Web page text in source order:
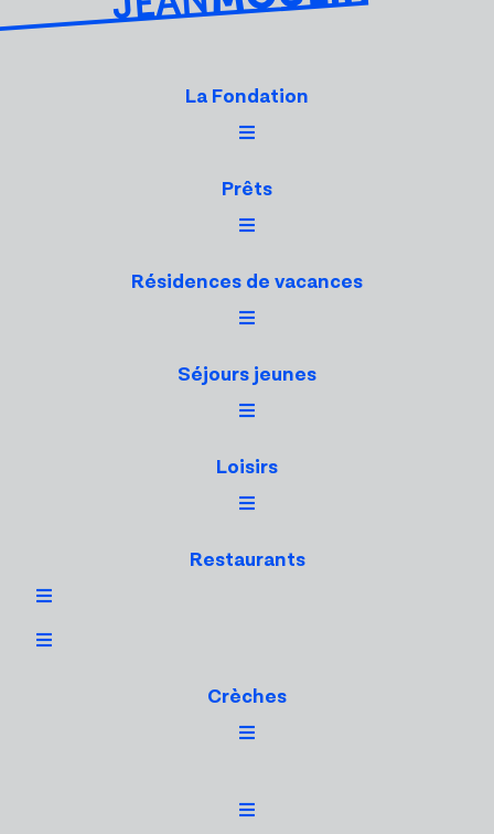
La Fondation
Prêts
Résidences de vacances
Séjours jeunes
Loisirs
Restaurants
Crèches